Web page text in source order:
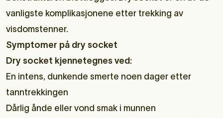
vanligste komplikasjonene etter trekking av
visdomstenner.
Symptomer på dry socket
Dry socket kjennetegnes ved:
En intens, dunkende smerte noen dager etter
tanntrekkingen
Dårlig ånde eller vond smak i munnen